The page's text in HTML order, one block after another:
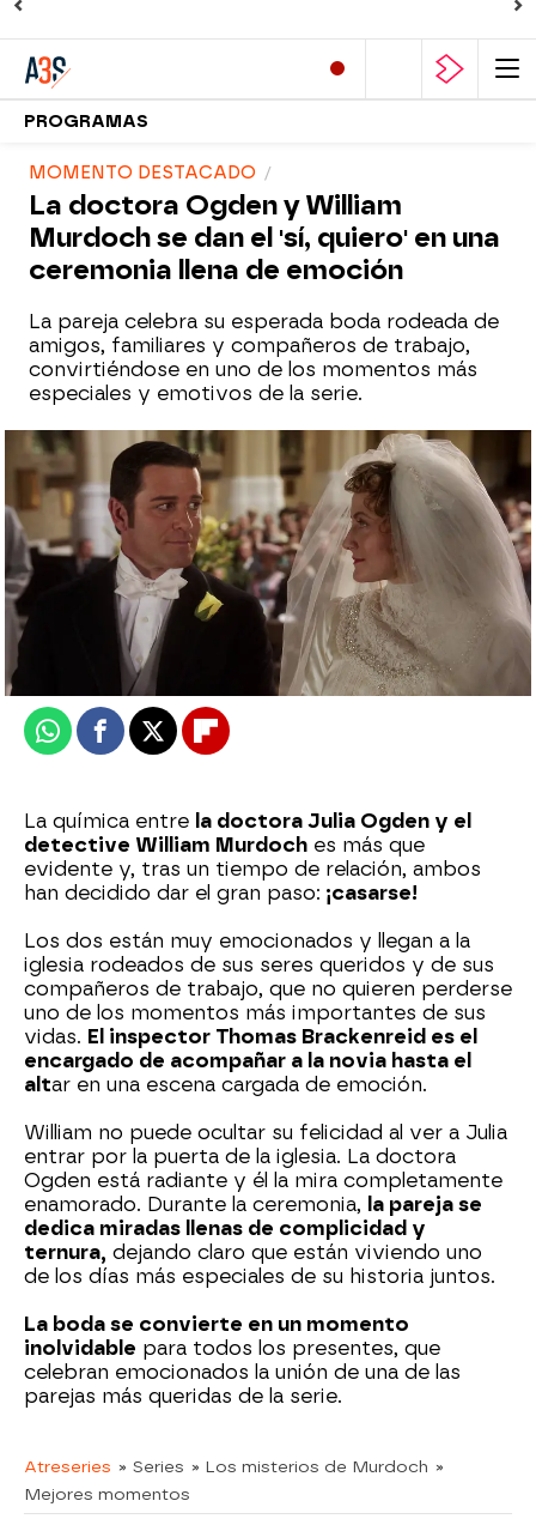
PROGRAMAS
MOMENTO DESTACADO
La doctora Ogden y William
Murdoch se dan el 'sí, quiero' en una
ceremonia llena de emoción
La pareja celebra su esperada boda rodeada de
amigos, familiares y compañeros de trabajo,
convirtiéndose en uno de los momentos más
especiales y emotivos de la serie.
atreseries
Publicado:22 de mayo de 2026, 19:00
WhatsappFacebook
X Flipboard
La química entre la doctora Julia Ogden y el
detective William Murdoch es más que
evidente y, tras un tiempo de relación, ambos
han decidido dar el gran paso: ¡casarse!
Los dos están muy emocionados y llegan a la
iglesia rodeados de sus seres queridos y de sus
compañeros de trabajo, que no quieren perderse
uno de los momentos más importantes de sus
vidas. El inspector Thomas Brackenreid es el
encargado de acompañar a la novia hasta el
altar en una escena cargada de emoción.
William no puede ocultar su felicidad al ver a Julia
entrar por la puerta de la iglesia. La doctora
Ogden está radiante y él la mira completamente
enamorado. Durante la ceremonia, la pareja se
dedica miradas llenas de complicidad y
ternura, dejando claro que están viviendo uno
de los días más especiales de su historia juntos.
La boda se convierte en un momento
inolvidable para todos los presentes, que
celebran emocionados la unión de una de las
parejas más queridas de la serie.
Atreseries » Series » Los misterios de Murdoch »
Mejores momentos